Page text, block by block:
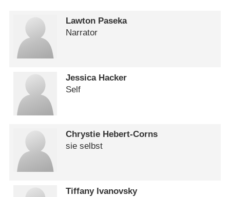
Lawton Paseka
Narrator
Jessica Hacker
Self
Chrystie Hebert-Corns
sie selbst
Tiffany Ivanovsky